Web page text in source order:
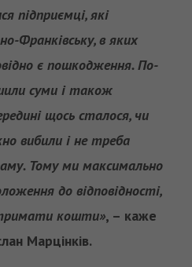
підприємці, які
Франківську, в яких
є пошкодження. По-
суми і також
щось сталося, чи
вибили і не треба
Тому ми максимально
до відповідності,
кошти», – каже
Марцінків.